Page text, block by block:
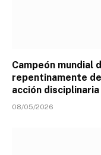
Campeón mundial
repentinamente
acción disciplinaria
08/05/2026